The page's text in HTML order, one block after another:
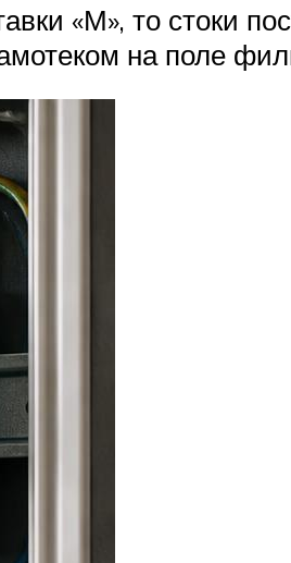
«М», то стоки
на поле